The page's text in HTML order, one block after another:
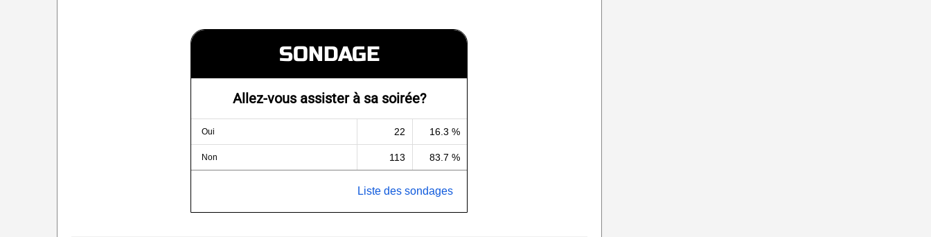
SONDAGE
Allez-vous assister à sa soirée?
Oui 22 16.3 %
Non 113 83.7 %
Liste des sondages